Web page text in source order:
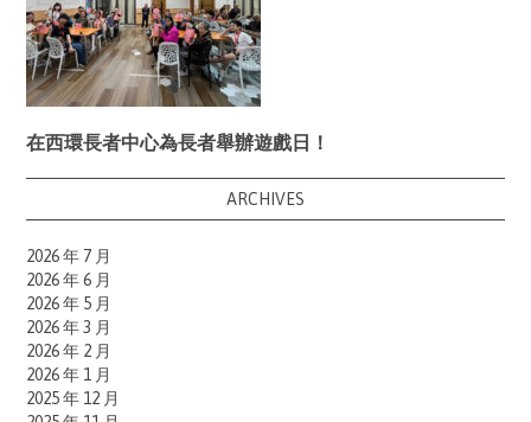
在西環長者中心為長者舉辦遊戲日！
ARCHIVES
2026 年 7 月
2026 年 6 月
2026 年 5 月
2026 年 3 月
2026 年 2 月
2026 年 1 月
2025 年 12 月